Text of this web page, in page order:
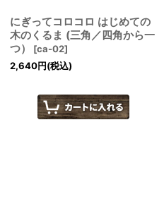
にぎってコロコロ はじめての
木のくるま (三角／四角から一
つ）
[ca-02]
2,640円(税込)